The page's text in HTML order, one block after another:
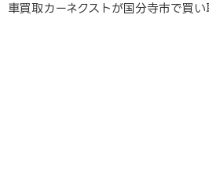
車買取カーネクストが国分寺市で買